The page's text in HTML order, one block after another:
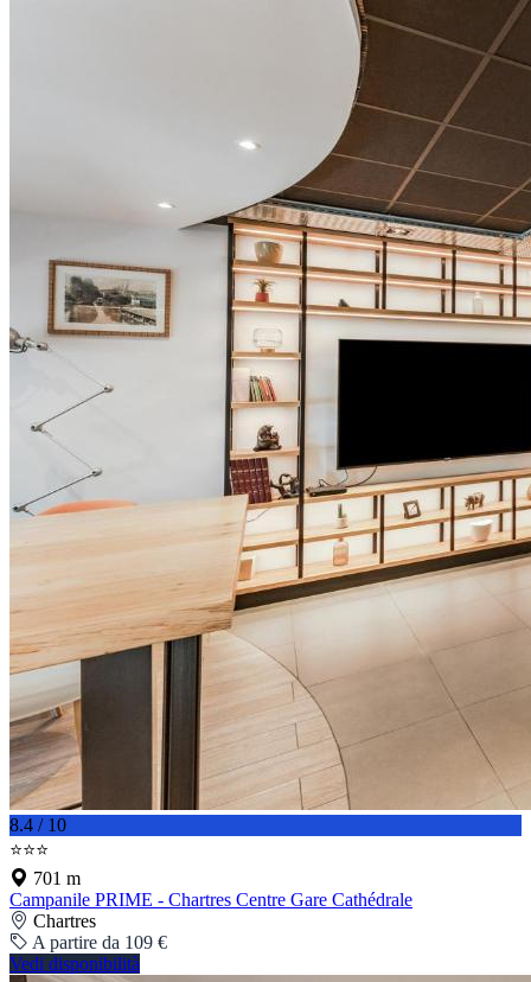
8.4 / 10
⭐⭐⭐
701 m
Campanile PRIME - Chartres Centre Gare Cathédrale
Chartres
A partire da 109 €
Vedi disponibilità